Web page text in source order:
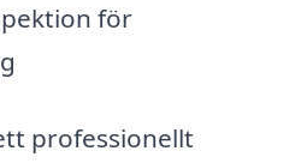
för
professionellt